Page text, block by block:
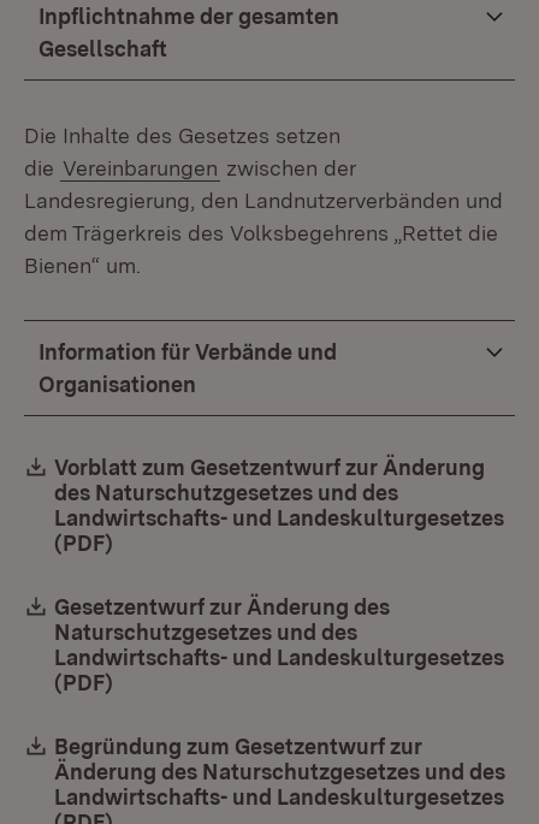
Inpflichtnahme der gesamten
Gesellschaft
Die Inhalte des Gesetzes setzen
die Vereinbarungen zwischen der
Landesregierung, den Landnutzerverbänden und
dem Trägerkreis des Volksbegehrens „Rettet die
Bienen“ um.
Information für Verbände und
Organisationen
Download:
Vorblatt zum Gesetzentwurf zur Änderung
des Naturschutzgesetzes und des
Landwirtschafts- und Landeskulturgesetzes
(PDF)
Download:
Gesetzentwurf zur Änderung des
Naturschutzgesetzes und des
Landwirtschafts- und Landeskulturgesetzes
(PDF)
Download:
Begründung zum Gesetzentwurf zur
Änderung des Naturschutzgesetzes und des
Landwirtschafts- und Landeskulturgesetzes